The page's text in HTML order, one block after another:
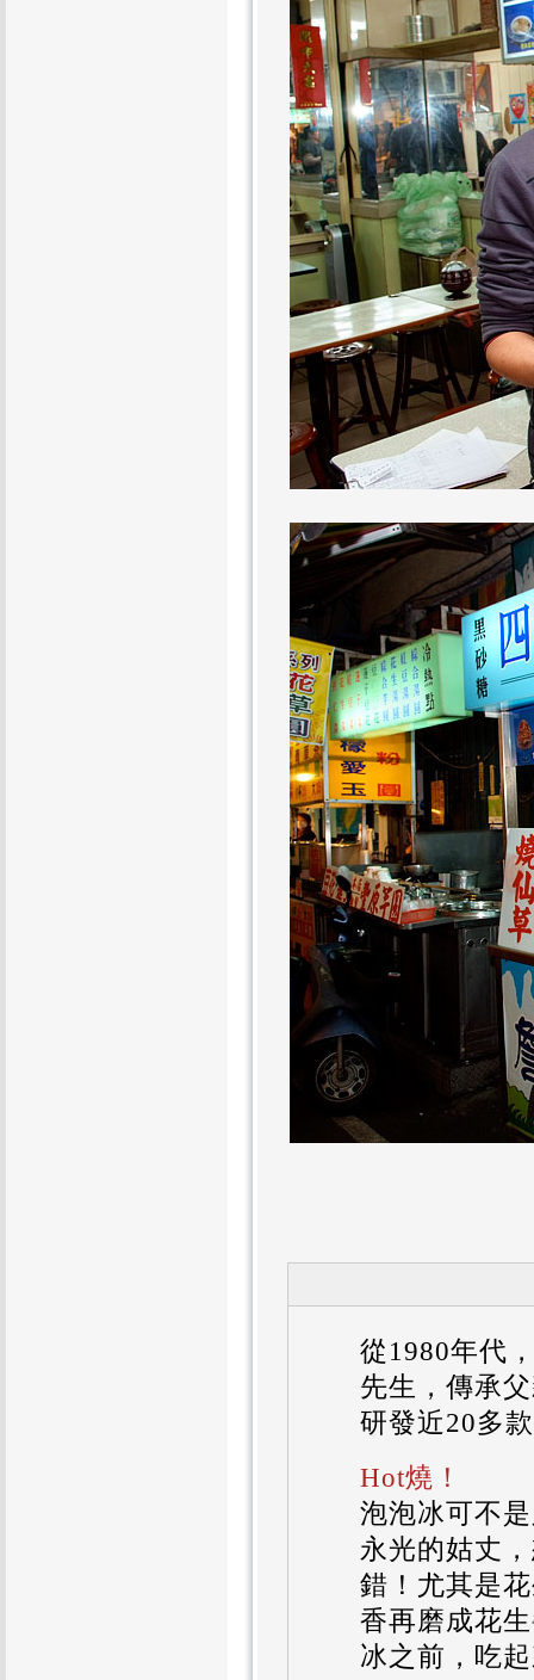
從1980年代
先生，傳承
研發近20多
Hot燒！
泡泡冰可不
永光的姑丈
錯！尤其是
香再磨成花
冰之前，吃